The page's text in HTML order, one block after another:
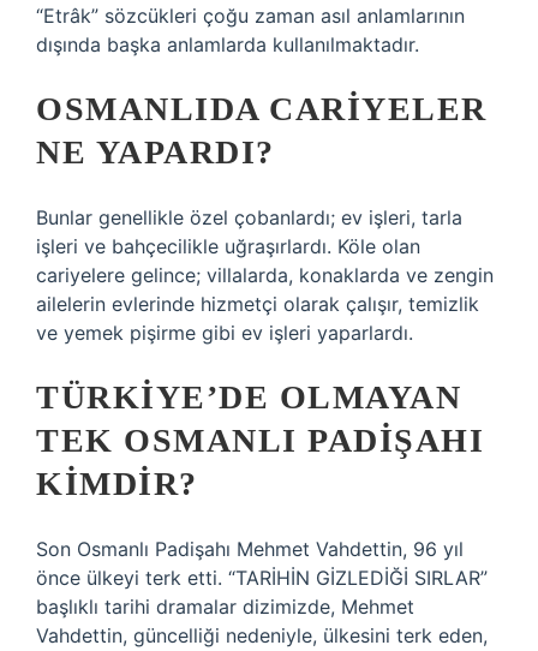
“Etrâk” sözcükleri çoğu zaman asıl anlamlarının
dışında başka anlamlarda kullanılmaktadır.
OSMANLIDA CARIYELER
NE YAPARDI?
Bunlar genellikle özel çobanlardı; ev işleri, tarla
işleri ve bahçecilikle uğraşırlardı. Köle olan
cariyelere gelince; villalarda, konaklarda ve zengin
ailelerin evlerinde hizmetçi olarak çalışır, temizlik
ve yemek pişirme gibi ev işleri yaparlardı.
TÜRKIYE’DE OLMAYAN
TEK OSMANLI PADIŞAHI
KIMDIR?
Son Osmanlı Padişahı Mehmet Vahdettin, 96 yıl
önce ülkeyi terk etti. “TARİHİN GİZLEDİĞİ SIRLAR”
başlıklı tarihi dramalar dizimizde, Mehmet
Vahdettin, güncelliği nedeniyle, ülkesini terk eden,